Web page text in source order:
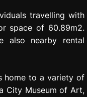
travelling with
space of 60.89m2.
also nearby rental
home to a variety of
City Museum of Art,